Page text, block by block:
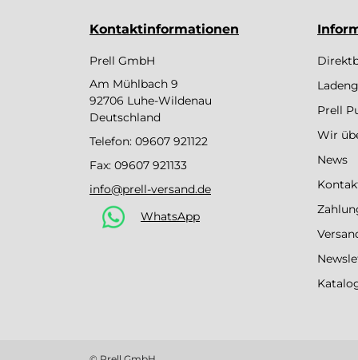
Kontaktinformationen
Prell GmbH
Am Mühlbach 9
92706 Luhe-Wildenau
Deutschland
Telefon: 09607 921122
Fax: 09607 921133
info@prell-versand.de
WhatsApp
Prell
Wir
News